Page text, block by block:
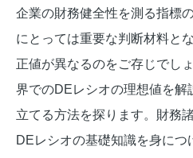
企業の財務健全性を測る指標
にとっては重要な判断材料と
正値が異なるのをご存じでし
界でのDEレシオの理想値を解
立てる方法を探ります。財務
DEレシオの基礎知識を身につ